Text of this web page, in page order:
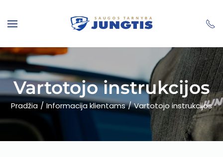
Skip to main content
Vartotojo instrukcijos
Pradžia Informacija klientams Vartotojo instrukcijos